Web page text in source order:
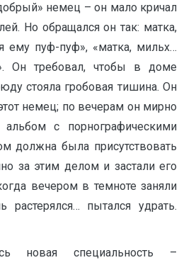
немец – он мало кричал
Но обращался он так: матка,
ему пуф-пуф», «матка, мильх…
Он требовал, чтобы в доме
стояла гробовая тишина. Он
немец; по вечерам он мирно
альбом с порнографическими
должна была присутствовать
за этим делом и застали его
вечером в темноте заняли
растерялся… пытался удрать.
новая специальность –